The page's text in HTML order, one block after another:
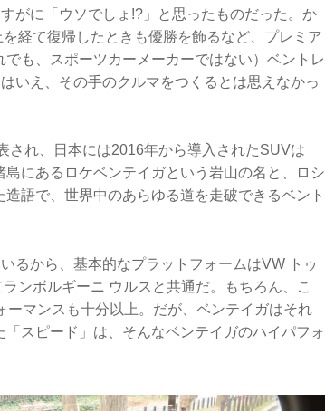
がに「ウソでしょ!?」と思ったものだった。か
経て復帰したときも優勝を飾るなど、プレミア
も、スポーツカーメーカーではない）ベントレ
いえ、その手のクルマをつくるとは思えなかっ
され、日本には2016年から導入されたSUVは
にあるロケベンテイガという岩山の名と、ロシ
語で、世界中のあらゆる道を走破できるベント
るから、基本的なプラットフォームはVW トゥ
ンボルギーニ ウルスと共通だ。もちろん、こ
マンスも十分以上。だが、ベンテイガはそれ
スピード」は、そんなベンテイガのハイパフォ